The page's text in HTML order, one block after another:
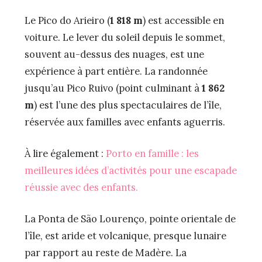
Le Pico do Arieiro (1 818 m) est accessible en
voiture. Le lever du soleil depuis le sommet,
souvent au-dessus des nuages, est une
expérience à part entière. La randonnée
jusqu’au Pico Ruivo (point culminant à1 862
m) est l’une des plus spectaculaires de l’île,
réservée aux familles avec enfants aguerris.
À lire également : Porto en famille : les
meilleures idées d’activités pour une escapade
réussie avec des enfants.
La Ponta de São Lourenço, pointe orientale de
l’île, est aride et volcanique, presque lunaire
par rapport au reste de Madère. La